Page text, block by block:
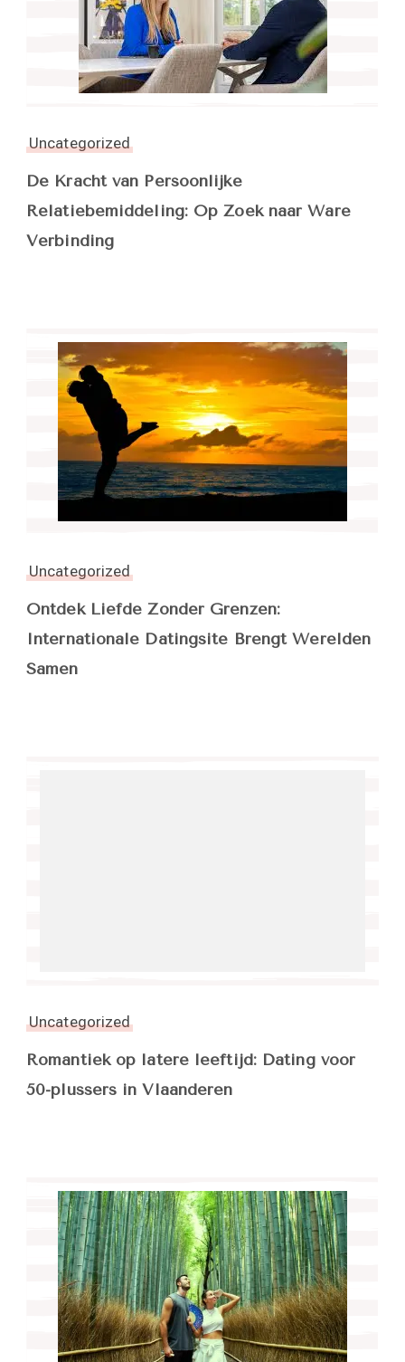
Uncategorized
De Kracht van Persoonlijke
Relatiebemiddeling: Op Zoek naar Ware
Verbinding
Uncategorized
Ontdek Liefde Zonder Grenzen:
Internationale Datingsite Brengt Werelden
Samen
Uncategorized
Romantiek op latere leeftijd: Dating voor
50-plussers in Vlaanderen